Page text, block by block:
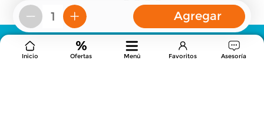
Inicio Ofertas Menú Favoritos Asesoría
＋
－ Agregar
Protector de Colchón
Twin
USD 8,40 USD 10,50
Agregar
Toalla de Algodón
70x140 cm Blanco
USD 4,96 USD 6,21
Agregar